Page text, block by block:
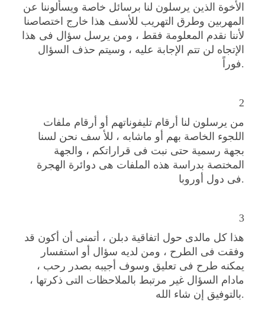
الأخوة الذين يرسلون لنا برسائل خاصة ويسألوننا عن
المهربين وطرق التهريب للأسف هذا خارج اختصاصنا
لأننا نقدم المعلومة فقط ، ومن يرسل سؤال فى هذا
الإتجاه لن تتم الإجابة عليه ، وسيتم حذف السؤال
فوراً.
2
اللجوء الخاصة بهم أو ماشابه ، للأ سف نحن لسنا
بجهة رسمية حتى نبت فى قراراتكم ، والجهة
المختصة بدراسة هذه الملفات هى دوائرة الهجرة
فى دول أوروبا.
3
وفقت فى الطرح ، ومن لديه سؤال أو استفسار
يمكنه طرح فى تعليق وسوف أجيبه بصدر رحب ،
مادام السؤال غير مرتبط بالملاحظات التى ذكرتها ،
بالتوفيق إن شاء الله.